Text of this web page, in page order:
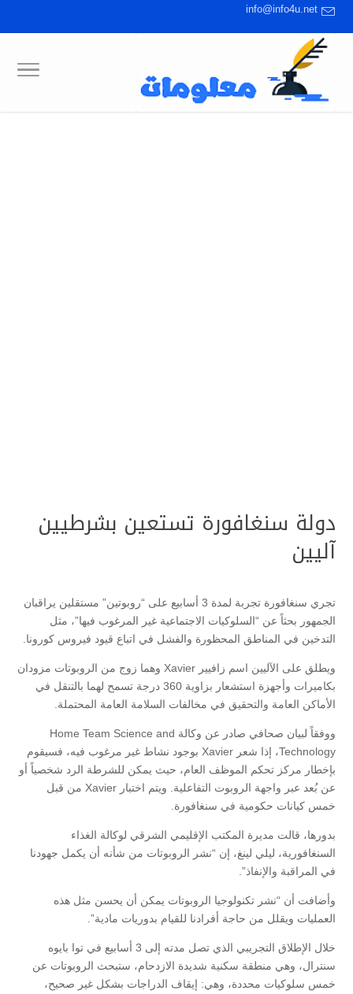
info@info4u.net
دولة سنغافورة تستعين بشرطيين
آليين
تجري سنغافورة تجربة لمدة 3 أسابيع على “روبوتين” مستقلين يراقبان
الجمهور بحثاً عن “السلوكيات الاجتماعية غير المرغوب فيها”، مثل
التدخين في المناطق المحظورة والفشل في اتباع قيود فيروس كورونا.
ويطلق على الآليين اسم زافيير Xavier وهما زوج من الروبوتات مزودان
بكاميرات وأجهزة استشعار بزاوية 360 درجة تسمح لهما بالتنقل في
الأماكن العامة والتحقيق في مخالفات السلامة العامة المحتملة.
ووفقاً لبيان صحافي صادر عن وكالة Home Team Science and
Technology، إذا شعر Xavier بوجود نشاط غير مرغوب فيه، فسيقوم
بإخطار مركز تحكم الموظف العام، حيث يمكن للشرطة الرد شخصياً أو
عن بُعد عبر واجهة الروبوت التفاعلية. ويتم اختبار Xavier من قبل
خمس كيانات حكومية في سنغافورة.
بدورها، قالت مديرة المكتب الإقليمي الشرقي لوكالة الغذاء
السنغافورية، ليلي لينغ، إن “نشر الروبوتات من شأنه أن يكمل جهودنا
في المراقبة والإنفاذ”.
وأضافت أن “نشر تكنولوجيا الروبوتات يمكن أن يحسن مثل هذه
العمليات ويقلل من حاجة أفرادنا للقيام بدوريات مادية”.
خلال الإطلاق التجريبي الذي تصل مدته إلى 3 أسابيع في توا بايوه
سنترال، وهي منطقة سكنية شديدة الازدحام، ستبحث الروبوتات عن
خمس سلوكيات محددة، وهي: إيقاف الدراجات بشكل غير صحيح،